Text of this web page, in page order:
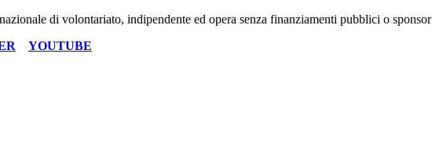
di volontariato, indipendente ed opera senza finanziamenti pubblici o sponsor
YOUTUBE